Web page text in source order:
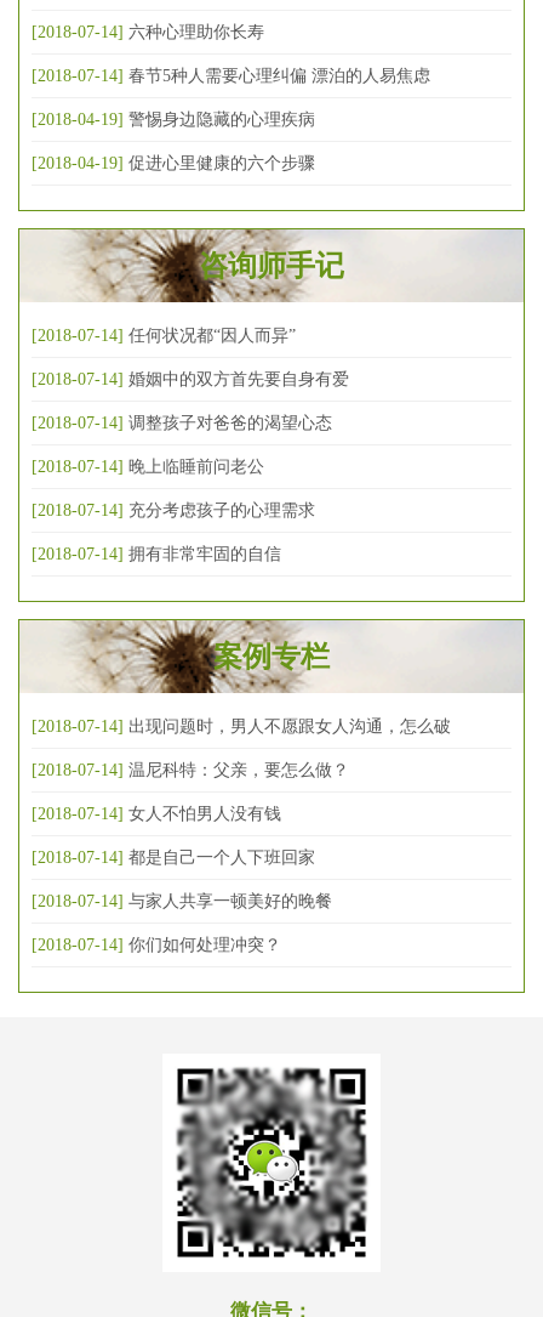
[2018-07-14] 六种心理助你长寿
[2018-07-14] 春节5种人需要心理纠偏 漂泊的人易焦虑
[2018-04-19] 警惕身边隐藏的心理疾病
[2018-04-19] 促进心里健康的六个步骤
咨询师手记
[2018-07-14] 任何状况都“因人而异”
[2018-07-14] 婚姻中的双方首先要自身有爱
[2018-07-14] 调整孩子对爸爸的渴望心态
[2018-07-14] 晚上临睡前问老公
[2018-07-14] 充分考虑孩子的心理需求
[2018-07-14] 拥有非常牢固的自信
案例专栏
[2018-07-14] 出现问题时，男人不愿跟女人沟通，怎么破
[2018-07-14] 温尼科特：父亲，要怎么做？
[2018-07-14] 女人不怕男人没有钱
[2018-07-14] 都是自己一个人下班回家
[2018-07-14] 与家人共享一顿美好的晚餐
[2018-07-14] 你们如何处理冲突？
微信号：